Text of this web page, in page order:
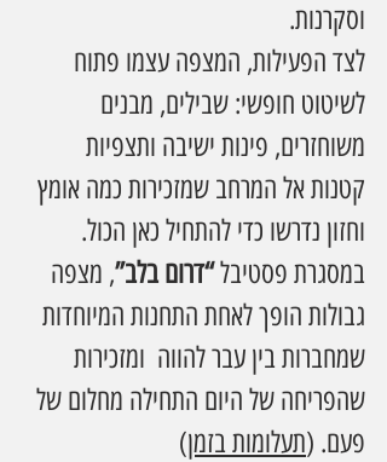
וסקרנות.
לצד הפעילות, המצפה עצמו פתוח
לשיטוט חופשי: שבילים, מבנים
משוחזרים, פינות ישיבה ותצפיות
קטנות אל המרחב שמזכירות כמה אומץ
וחזון נדרשו כדי להתחיל כאן הכול.
במסגרת פסטיבל “דרום בלב”, מצפה
גבולות הופך לאחת התחנות המיוחדות
שמחברות בין עבר להווה  ומזכירות
שהפריחה של היום התחילה מחלום של
פעם. (תעלומות בזמן)